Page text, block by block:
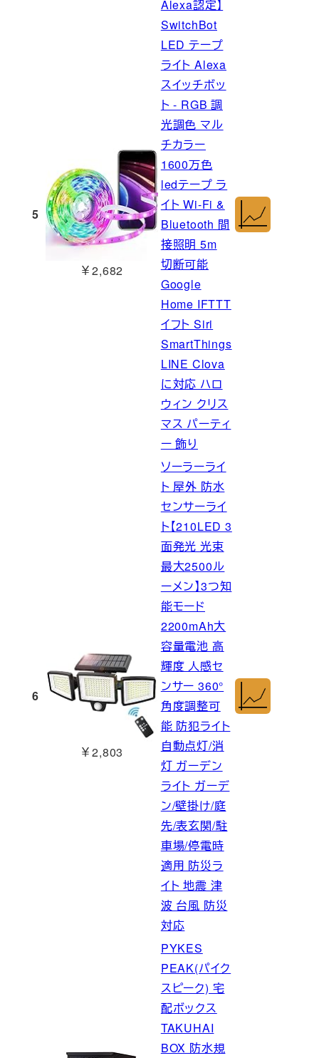
5
￥2,682
Alexa認定】
SwitchBot
LED テープ
ライト Alexa
スイッチボッ
ト - RGB 調
光調色 マル
チカラー
1600万色
ledテープ ラ
イト Wi-Fi &
Bluetooth 間
接照明 5m
切断可能
Google
Home IFTTT
イフト Siri
SmartThings
LINE Clova
に対応 ハロ
ウィン クリス
マス パーティ
ー 飾り
6
￥2,803
ソーラーライ
ト 屋外 防水
センサーライ
ト【210LED 3
面発光 光束
最大2500ル
ーメン】3つ知
能モード
2200mAh大
容量電池 高
輝度 人感セ
ンサー 360°
角度調整可
能 防犯ライト
自動点灯/消
灯 ガーデン
ライト ガーデ
ン/壁掛け/庭
先/表玄関/駐
車場/停電時
適用 防災ラ
イト 地震 津
波 台風 防災
対応
PYKES
PEAK(パイク
スピーク) 宅
配ボックス
TAKUHAI
BOX 防水規